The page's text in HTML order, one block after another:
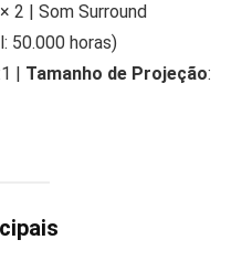
2 | Som Surround
50.000 horas)
| Tamanho de Projeção: